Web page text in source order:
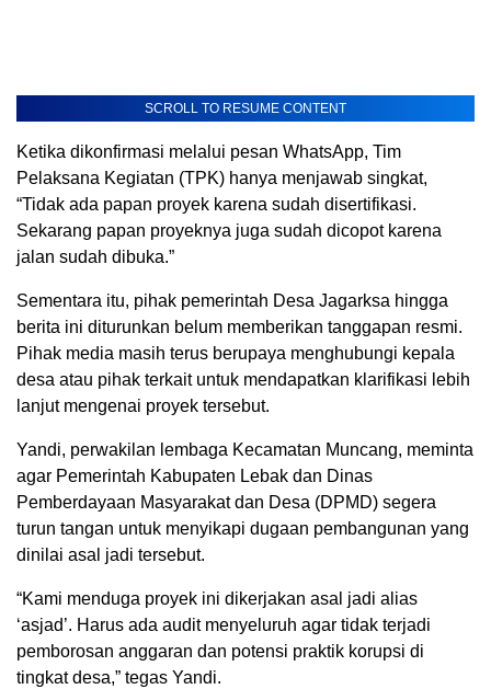
SCROLL TO RESUME CONTENT
Ketika dikonfirmasi melalui pesan WhatsApp, Tim
Pelaksana Kegiatan (TPK) hanya menjawab singkat,
“Tidak ada papan proyek karena sudah disertifikasi.
Sekarang papan proyeknya juga sudah dicopot karena
jalan sudah dibuka.”
Sementara itu, pihak pemerintah Desa Jagarksa hingga
berita ini diturunkan belum memberikan tanggapan resmi.
Pihak media masih terus berupaya menghubungi kepala
desa atau pihak terkait untuk mendapatkan klarifikasi lebih
lanjut mengenai proyek tersebut.
Yandi, perwakilan lembaga Kecamatan Muncang, meminta
agar Pemerintah Kabupaten Lebak dan Dinas
Pemberdayaan Masyarakat dan Desa (DPMD) segera
turun tangan untuk menyikapi dugaan pembangunan yang
dinilai asal jadi tersebut.
“Kami menduga proyek ini dikerjakan asal jadi alias
‘asjad’. Harus ada audit menyeluruh agar tidak terjadi
pemborosan anggaran dan potensi praktik korupsi di
tingkat desa,” tegas Yandi.